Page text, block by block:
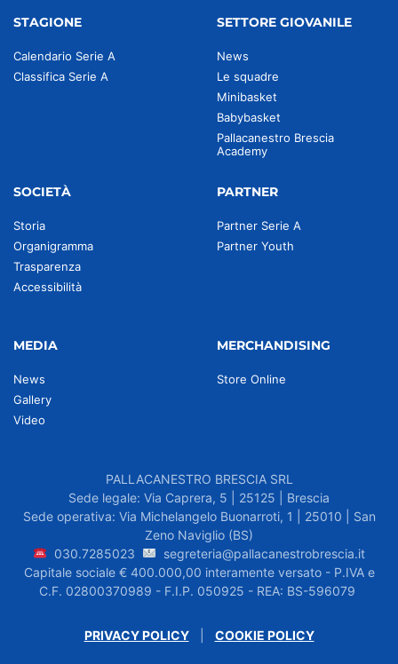
STAGIONE
Calendario Serie A
Classifica Serie A
SETTORE GIOVANILE
News
Le squadre
Minibasket
Babybasket
Pallacanestro Brescia
Academy
SOCIETÀ
Storia
Organigramma
Trasparenza
Accessibilità
PARTNER
Partner Serie A
Partner Youth
MEDIA
News
Gallery
Video
MERCHANDISING
Store Online
PALLACANESTRO BRESCIA SRL
Sede legale: Via Caprera, 5 | 25125 | Brescia
Sede operativa: Via Michelangelo Buonarroti, 1 | 25010 | San
Zeno Naviglio (BS)
030.7285023
segreteria@pallacanestrobrescia.it
Capitale sociale € 400.000,00 interamente versato - P.IVA e
C.F. 02800370989 - F.I.P. 050925 - REA: BS-596079
PRIVACY POLICY| COOKIE POLICY